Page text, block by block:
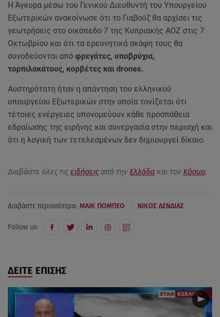
Η Άγκυρα μέσω του Γενικού Διευθυντή του Υπουργείου
Εξωτερικών ανακοίνωσε ότι το Γιαβούζ θα αρχίσει τις
γεωτρήσεις στο οικόπεδο 7 της Κυπριακής ΑΟΖ στις 7
Οκτωβρίου και ότι τα ερευνητικά σκάφη τους θα
συνοδεύονται από φρεγάτες, υποβρύχια,
τορπιλακάτους, κορβέτες και drones.
Αυστηρότατη ήταν η απάντηση του ελληνικού
υπουργείου Εξωτερικών στην οποία τονίζεται ότι
τέτοιες ενέργειες υπονομεύουν κάθε προσπάθεια
εδραίωσης της ειρήνης και συνεργασία στην περιοχή και
ότι η λογική των τετελεσμένων δεν δημιουργεί δίκαιο.
Διαβάστε όλες τις ειδήσεις από την Ελλάδα και τον Κόσμο.
Διαβάστε περισσότερα: ΜΑΙΚ ΠΟΜΠΕΟ ΝΙΚΟΣ ΔΕΝΔΙΑΣ
Follow us:
ΔΕΙΤΕ ΕΠΙΣΗΣ